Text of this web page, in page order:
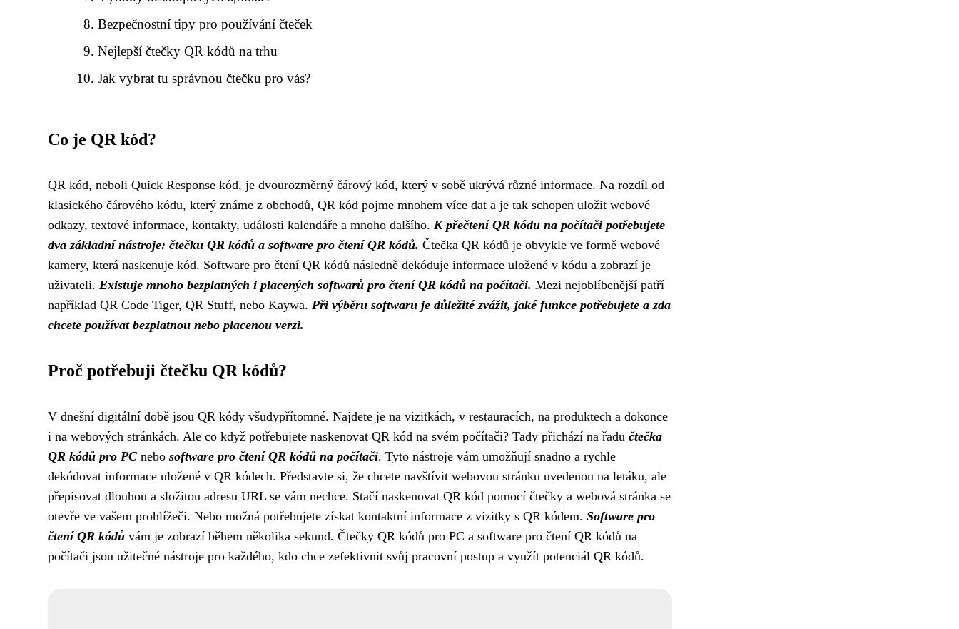
Bezpečnostní tipy pro používání čteček
Nejlepší čtečky QR kódů na trhu
Jak vybrat tu správnou čtečku pro vás?
Co je QR kód?
QR kód, neboli Quick Response kód, je dvourozměrný čárový kód, který v sobě ukrývá různé informace. Na rozdíl od
klasického čárového kódu, který známe z obchodů, QR kód pojme mnohem více dat a je tak schopen uložit webové
odkazy, textové informace, kontakty, události kalendáře a mnoho dalšího. K přečtení QR kódu na počítači potřebujete
dva základní nástroje: čtečku QR kódů a software pro čtení QR kódů. Čtečka QR kódů je obvykle ve formě webové
kamery, která naskenuje kód. Software pro čtení QR kódů následně dekóduje informace uložené v kódu a zobrazí je
uživateli. Existuje mnoho bezplatných i placených softwarů pro čtení QR kódů na počítači. Mezi nejoblíbenější patří
například QR Code Tiger, QR Stuff, nebo Kaywa. Při výběru softwaru je důležité zvážit, jaké funkce potřebujete a zda
chcete používat bezplatnou nebo placenou verzi.
Proč potřebuji čtečku QR kódů?
V dnešní digitální době jsou QR kódy všudypřítomné. Najdete je na vizitkách, v restauracích, na produktech a dokonce
i na webových stránkách. Ale co když potřebujete naskenovat QR kód na svém počítači? Tady přichází na řadu čtečka
QR kódů pro PC nebo software pro čtení QR kódů na počítači. Tyto nástroje vám umožňují snadno a rychle
dekódovat informace uložené v QR kódech. Představte si, že chcete navštívit webovou stránku uvedenou na letáku, ale
přepisovat dlouhou a složitou adresu URL se vám nechce. Stačí naskenovat QR kód pomocí čtečky a webová stránka se
otevře ve vašem prohlížeči. Nebo možná potřebujete získat kontaktní informace z vizitky s QR kódem. Software pro
čtení QR kódů vám je zobrazí během několika sekund. Čtečky QR kódů pro PC a software pro čtení QR kódů na
počítači jsou užitečné nástroje pro každého, kdo chce zefektivnit svůj pracovní postup a využít potenciál QR kódů.